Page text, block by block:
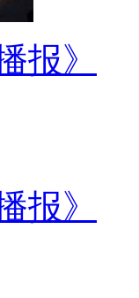
5日，教
见。其
面家庭
统考中
来到山西
定》，
业控制
报》
报》